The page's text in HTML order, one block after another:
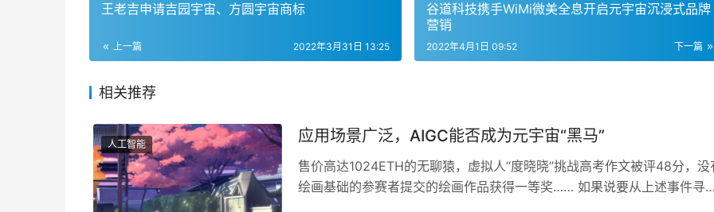
王老吉申请吉园宇宙、方圆宇宙商标
上一篇 2022年3月31日 13:25
谷道科技携手WiMi微美全息开启元宇宙沉浸式品牌
营销
下一篇
2022年4月1日 09:52
相关推荐
人工智能 应用场景广泛，AIGC能否成为元宇宙“黑马”
售价高达1024ETH的无聊猿，虚拟人“度晓晓”挑战高考作文被评48分，没
绘画基础的参赛者提交的绘画作品获得一等奖…… 如果说要从上述事件寻